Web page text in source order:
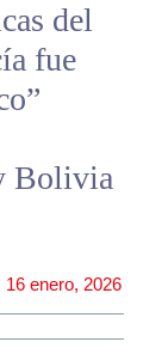
del
fue
Bolivia
16 enero, 2026